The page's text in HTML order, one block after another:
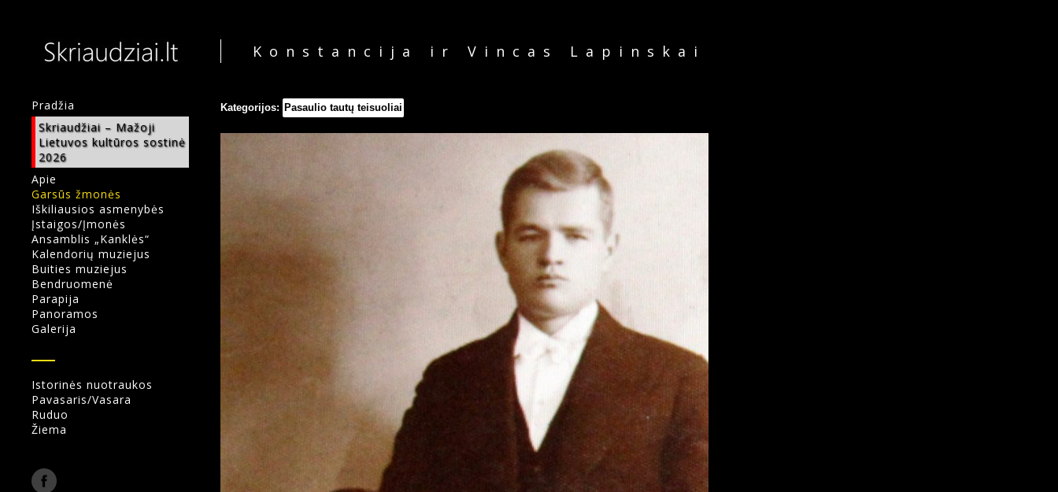
Pradžia
Skriaudžiai – Mažoji
Lietuvos kultūros sostinė
2026
Apie
Garsūs žmonės
Iškiliausios asmenybės
Įstaigos/Įmonės
Ansamblis „Kanklės“
Kalendorių muziejus
Buities muziejus
Bendruomenė
Parapija
Panoramos
Galerija
Istorinės nuotraukos
Pavasaris/Vasara
Ruduo
Žiema
Konstancija ir Vincas Lapinskai
Kategorijos: Pasaulio tautų teisuoliai